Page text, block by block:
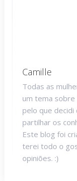
Camille
Todas as
um tema
pelo que
partilhar os
Este blog foi
terei todo o
opiniões. :)